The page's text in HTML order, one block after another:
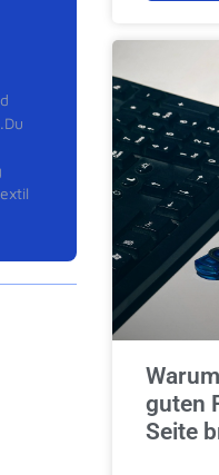
guten
Seite